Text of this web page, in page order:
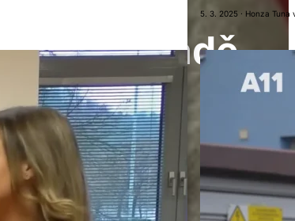
5. 3. 2025 · Honza Tuna
hradě